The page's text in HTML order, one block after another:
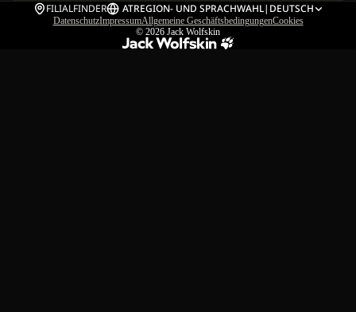
FILIALFINDER ATREGION- UND SPRACHWAHL| DEUTSCH
DatenschutzImpressumAllgemeine GeschäftsbedingungenCookies
© 2026 Jack Wolfskin